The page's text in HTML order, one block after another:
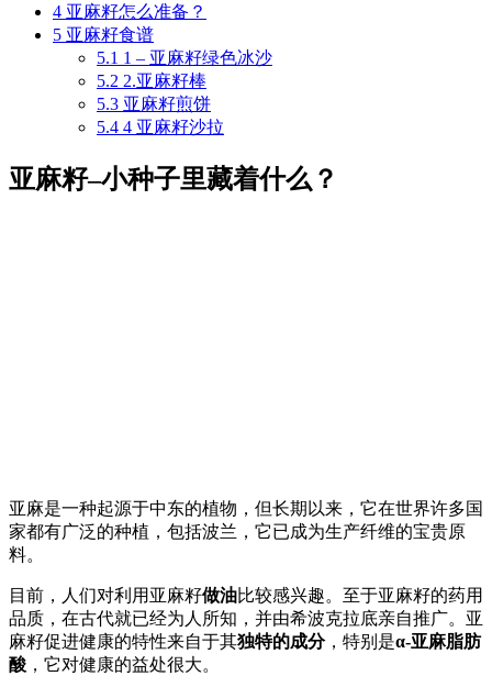
4 亚麻籽怎么准备？
5 亚麻籽食谱
5.1 1 – 亚麻籽绿色冰沙
5.2 2.亚麻籽棒
5.3 亚麻籽煎饼
5.4 4 亚麻籽沙拉
亚麻籽–小种子里藏着什么？
亚麻是一种起源于中东的植物，但长期以来，它在世界许多国
家都有广泛的种植，包括波兰，它已成为生产纤维的宝贵原
料。
目前，人们对利用亚麻籽做油比较感兴趣。至于亚麻籽的药用
品质，在古代就已经为人所知，并由希波克拉底亲自推广。亚
麻籽促进健康的特性来自于其独特的成分，特别是α-亚麻脂肪
酸 ，它对健康的益处很大。